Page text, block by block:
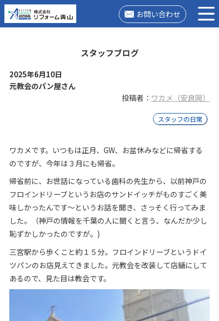
お問い合わせ
スタッフブログ
2025年6月10日
元教会のパン屋さん
投稿者： ワカメ（安良岡）
スタッフの日常
ワカメです。いつもは正月、GW、お盆休みなどに帰省する
のですが、今年は３月にも帰省。
帰省前に、お世話になっている歯科の先生から、以前神戸の
フロインドリーブというお店のサンドイッチがものすごく美
味しかったんです～というお話を聞き、さっそく行ってみま
した。（神戸の情報を千葉の人に聞くと言う、なんだか少し
恥ずかしかったのですが。)
三宮駅から歩くこと約１５分。フロインドリーブというドイ
ツパンのお店見えてきました。元教会を改装して店舗にして
あるので、見た目は教会です。